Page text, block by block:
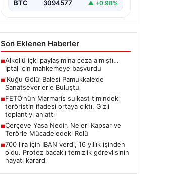
BTC 3094577 ▲ +0.98%
Son Eklenen Haberler
■Alkollü içki paylaşımına ceza almıştı…
İptal için mahkemeye başvurdu
■‘Kuğu Gölü’ Balesi Pamukkale’de
Sanatseverlerle Buluştu
■FETÖ’nün Marmaris suikast timindeki
teröristin ifadesi ortaya çıktı. Gizli
toplantıyı anlattı
■Çerçeve Yasa Nedir, Neleri Kapsar ve
Terörle Mücadeledeki Rolü
■700 lira için IBAN verdi, 16 yıllık işinden
oldu. Protez bacaklı temizlik görevlisinin
hayatı karardı